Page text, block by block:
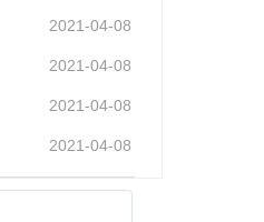
2021-04-08
2021-04-08
2021-04-08
2021-04-08